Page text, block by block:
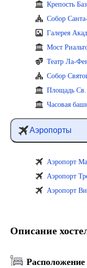
Крепость
Собор
Галерея
Мост
Театр Ла-
Собор
Площадь
Часовая
Аэропорты
Аэропорт
Аэропорт
Аэропорт
Описание
Расположение